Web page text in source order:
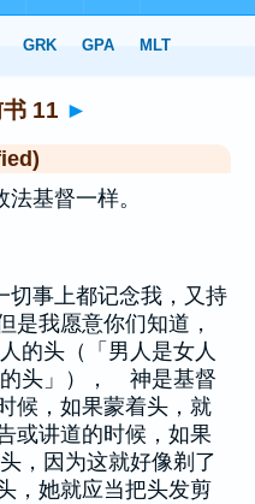
11 ►
基督一样。
切事上都记念我，又持
是我愿意你们知道，
的头（「男人是女人
头」）， 神是基督
候，如果蒙着头，就
或讲道的时候，如果
，因为这就好像剃了
，她就应当把头发剪